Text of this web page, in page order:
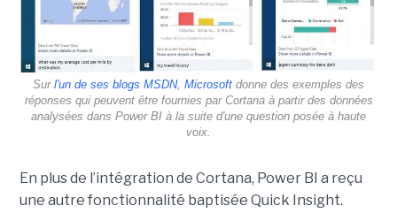
Sur l'un de ses blogs MSDN, Microsoft donne des exemples des
réponses qui peuvent être fournies par Cortana à partir des données
analysées dans Power BI à la suite d'une question posée à haute
voix.
En plus de l’intégration de Cortana, Power BI a reçu
une autre fonctionnalité baptisée Quick Insight.